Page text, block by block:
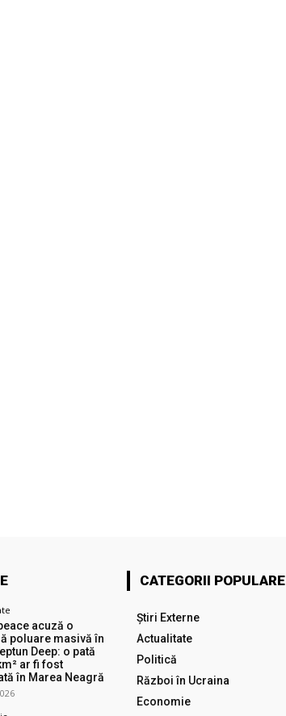
acuză o
poluare masivă în
Deep: o pată
ar fi fost
în Marea Neagră
CATEGORII POPULARE
Știri Externe
Actualitate
Politică
Război în Ucraina
Economie